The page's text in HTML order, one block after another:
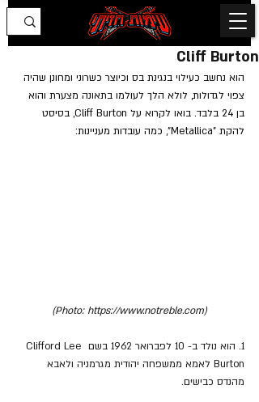
Cliff Burton
הוא נחשב כעילוי בנגינת בס וכיוצר כשרוני ומחונן שהיה
צפוי לגדולות, לולא הלך לעולמו בתאונה מצערת והוא
בן 24 בלבד. בואו לקרוא על Cliff Burton, בסיסט
להקת "Metallica", כמה עובדות מעניינות:
(Photo: https://www.notreble.com)
1. הוא נולד ב- 10 לפברואר 1962 בשם Clifford Lee
Burton לאמא ממשפחה יהודית מגרמניה ולאבא
מהנדס כבישים.